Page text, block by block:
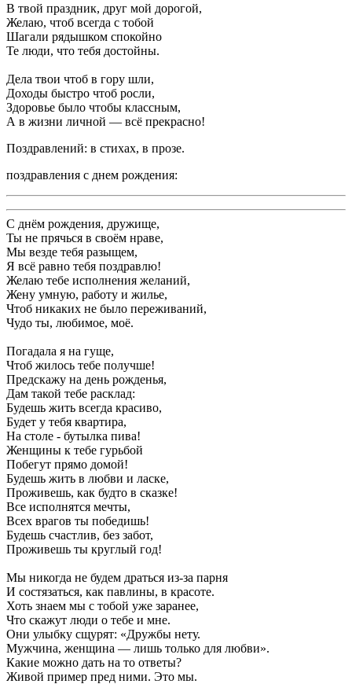
В твой праздник, друг мой дорогой,
Желаю, чтоб всегда с тобой
Шагали рядышком спокойно
Те люди, что тебя достойны.
Дела твои чтоб в гору шли,
Доходы быстро чтоб росли,
Здоровье было чтобы классным,
А в жизни личной — всё прекрасно!
Поздравлений: в стихах, в прозе.
поздравления с днем рождения:
С днём рождения, дружище,
Ты не прячься в своём нраве,
Мы везде тебя разыщем,
Я всё равно тебя поздравлю!
Желаю тебе исполнения желаний,
Жену умную, работу и жилье,
Чтоб никаких не было переживаний,
Чудо ты, любимое, моё.
Погадала я на гуще,
Чтоб жилось тебе получше!
Предскажу на день рожденья,
Дам такой тебе расклад:
Будешь жить всегда красиво,
Будет у тебя квартира,
На столе - бутылка пива!
Женщины к тебе гурьбой
Побегут прямо домой!
Будешь жить в любви и ласке,
Проживешь, как будто в сказке!
Все исполнятся мечты,
Всех врагов ты победишь!
Будешь счастлив, без забот,
Проживешь ты круглый год!
Мы никогда не будем драться из-за парня
И состязаться, как павлины, в красоте.
Хоть знаем мы с тобой уже заранее,
Что скажут люди о тебе и мне.
Они улыбку сщурят: «Дружбы нету.
Мужчина, женщина — лишь только для любви».
Какие можно дать на то ответы?
Живой пример пред ними. Это мы.